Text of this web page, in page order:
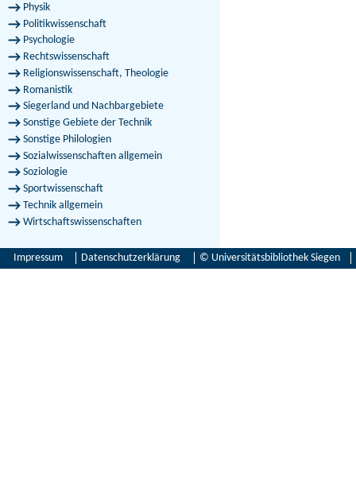
Physik
Politikwissenschaft
Psychologie
Rechtswissenschaft
Religionswissenschaft, Theologie
Romanistik
Siegerland und Nachbargebiete
Sonstige Gebiete der Technik
Sonstige Philologien
Sozialwissenschaften allgemein
Soziologie
Sportwissenschaft
Technik allgemein
Wirtschaftswissenschaften
Impressum Datenschutzerklärung © Universitätsbibliothek Siegen